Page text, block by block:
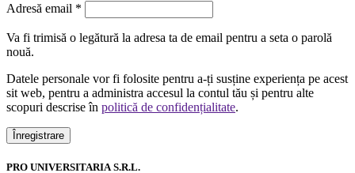
Adresă email *
Va fi trimisă o legătură la adresa ta de email pentru a seta o parolă
nouă.
Datele personale vor fi folosite pentru a-ți susține experiența pe acest
sit web, pentru a administra accesul la contul tău și pentru alte
scopuri descrise în politică de confidențialitate.
Înregistrare
PRO UNIVERSITARIA S.R.L.